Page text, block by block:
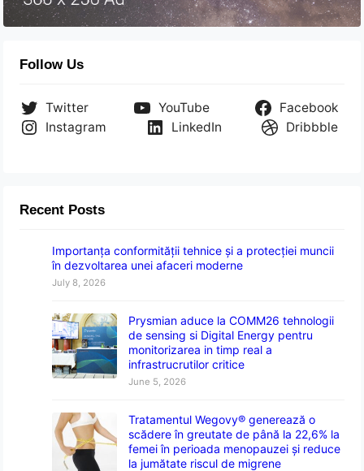
Follow Us
Twitter YouTube
Facebook
Instagram
LinkedIn Dribbble
Recent Posts
Importanța conformității tehnice și a protecției muncii
în dezvoltarea unei afaceri moderne
July 8, 2026
Prysmian aduce la COMM26 tehnologii
de sensing si Digital Energy pentru
monitorizarea in timp real a
infrastrucrutilor critice
June 5, 2026
Tratamentul Wegovy® generează o
scădere în greutate de până la 22,6% la
femei în perioada menopauzei și reduce
la jumătate riscul de migrene